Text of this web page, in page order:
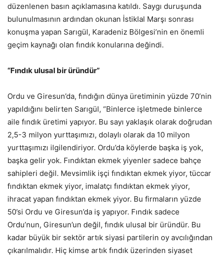
düzenlenen basın açıklamasına katıldı. Saygı duruşunda
bulunulmasının ardından okunan İstiklal Marşı sonrası
konuşma yapan Sarıgül, Karadeniz Bölgesi’nin en önemli
geçim kaynağı olan fındık konularına değindi.
“Fındık ulusal bir üründür”
Ordu ve Giresun’da, fındığın dünya üretiminin yüzde 70’nin
yapıldığını belirten Sarıgül, “Binlerce işletmede binlerce
aile fındık üretimi yapıyor. Bu sayı yaklaşık olarak doğrudan
2,5-3 milyon yurttaşımızı, dolaylı olarak da 10 milyon
yurttaşımızı ilgilendiriyor. Ordu’da köylerde başka iş yok,
başka gelir yok. Fındıktan ekmek yiyenler sadece bahçe
sahipleri değil. Mevsimlik işçi fındıktan ekmek yiyor, tüccar
fındıktan ekmek yiyor, imalatçı fındıktan ekmek yiyor,
ihracat yapan fındıktan ekmek yiyor. Bu firmaların yüzde
50’si Ordu ve Giresun’da iş yapıyor. Fındık sadece
Ordu’nun, Giresun’un değil, fındık ulusal bir üründür. Bu
kadar büyük bir sektör artık siyasi partilerin oy avcılığından
çıkarılmalıdır. Hiç kimse artık fındık üzerinden siyaset